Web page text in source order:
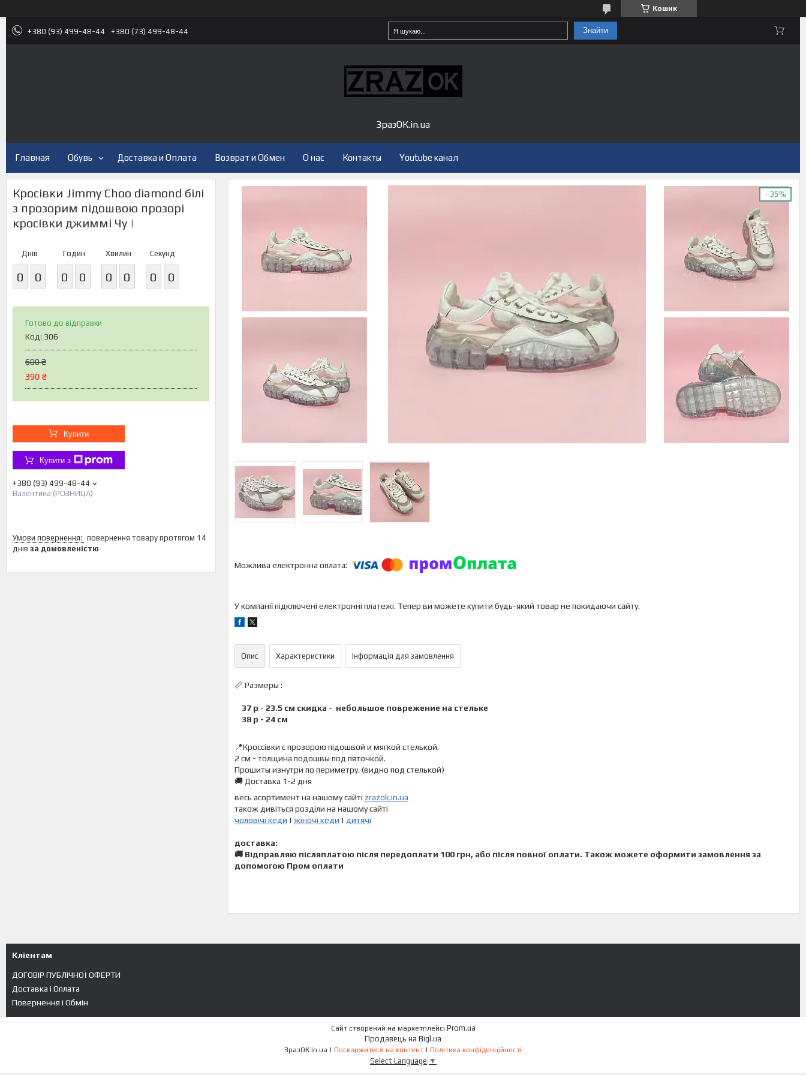
Кошик
+380 (93) 499-48-44 +380 (73) 499-48-44 Знайти
ЗразОК.in.ua
Главная Обувь Доставка и Оплата Возврат и Обмен О нас Контакты Youtube канал
Кросівки Jimmy Choo diamond білі
з прозорим підошвою прозорі
кросівки джиммі Чу |
Днів
0 0
Годин
0 0
Хвилин
0 0
Секунд
0 0
Готово до відправки
Код: 306
600 ₴
390 ₴
Купити
Купити з
+380 (93) 499-48-44
Валентина (РОЗНИЦА)
повернення товару протягом 14
днів за домовленістю
–35%
У компанії підключені електронні платежі. Тепер ви можете купити будь-який товар не покидаючи сайту.
Опис Характеристики Інформація для замовлення
📏 Размеры :
37 р - 23.5 см скидка - небольшое поврежение на стельке
38 р - 24 см
📍Кроссівки с прозорою підошвой и мягкой стелькой.
2 см - толщина подошвы под пяточкой.
Прошиты изнутри по периметру. (видно под стелькой)
🚚 Доставка 1-2 дня
весь асортимент на нашому сайті zrazok.in.ua
також дивіться розділи на нашому сайті
чоловічі кеди | жіночі кеди | дитячі
доставка:
🚚 Відправляю післяплатою після передоплати 100 грн, або після повної оплати. Також можете оформити замовлення за
допомогою Пром оплати
Кліентам
ДОГОВІР ПУБЛІЧНОЇ ОФЕРТИ
Доставка і Оплата
Повернення і Обмін
Сайт створений на маркетплейсі Prom.ua
Продавець на Bigl.ua
ЗразОК.in.ua | Поскаржитися на контент | Політика конфіденційності
Select Language ▼